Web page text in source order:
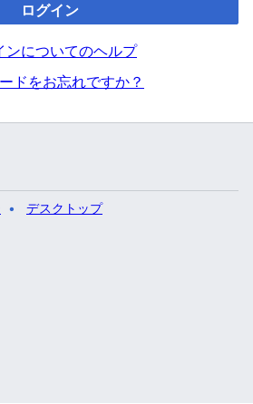
ログイン
ンについてのヘルプ
ドをお忘れですか？
デスクトップ